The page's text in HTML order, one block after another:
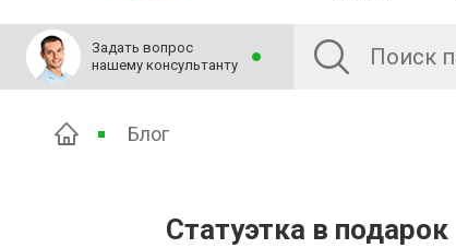
Задать вопрос
нашему консультанту
Блог
Статуэтка в подарок